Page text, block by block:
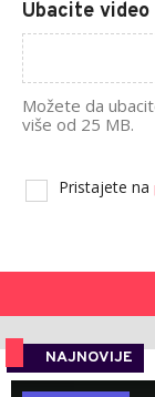
Ubacite
Možete da
više od 25 MB.
Pristajete na
NAJNOVIJE